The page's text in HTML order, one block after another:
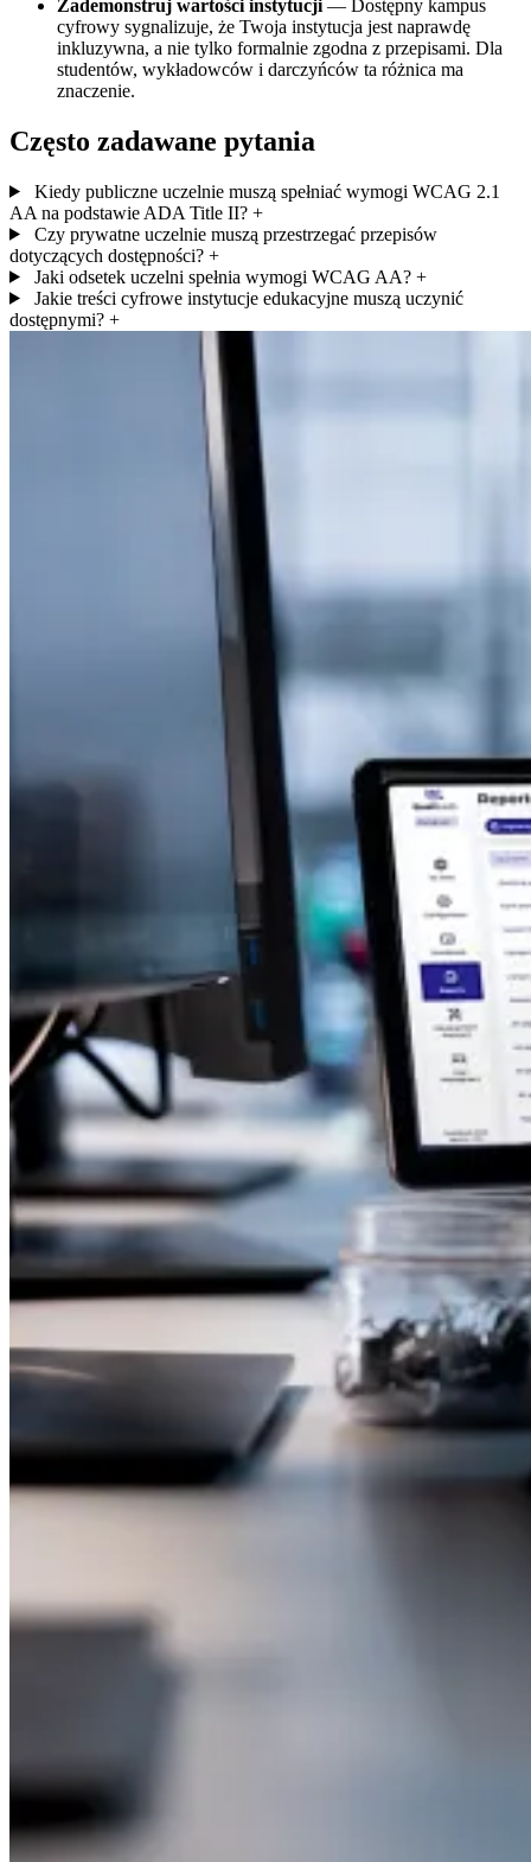
Zademonstruj wartości instytucji — Dostępny kampus
cyfrowy sygnalizuje, że Twoja instytucja jest naprawdę
inkluzywna, a nie tylko formalnie zgodna z przepisami. Dla
studentów, wykładowców i darczyńców ta różnica ma
znaczenie.
Często zadawane pytania
Kiedy publiczne uczelnie muszą spełniać wymogi WCAG 2.1
AA na podstawie ADA Title II? +
Czy prywatne uczelnie muszą przestrzegać przepisów
dotyczących dostępności? +
Jaki odsetek uczelni spełnia wymogi WCAG AA? +
Jakie treści cyfrowe instytucje edukacyjne muszą uczynić
dostępnymi? +